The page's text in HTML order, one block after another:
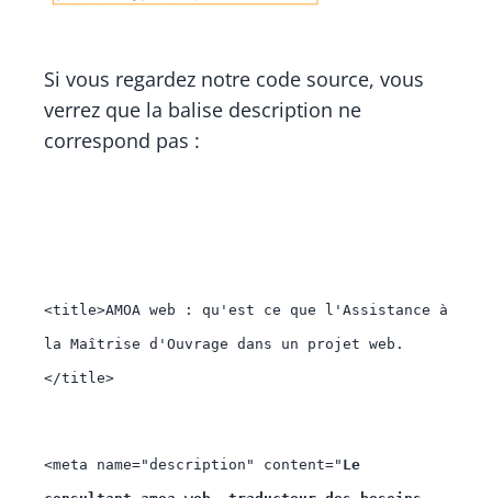
Si vous regardez notre code source, vous
verrez que la balise description ne
correspond pas :
<title>AMOA web : qu'est ce que l'Assistance à
la Maîtrise d'Ouvrage dans un projet web.
</title>
<meta name="description " content=" Le